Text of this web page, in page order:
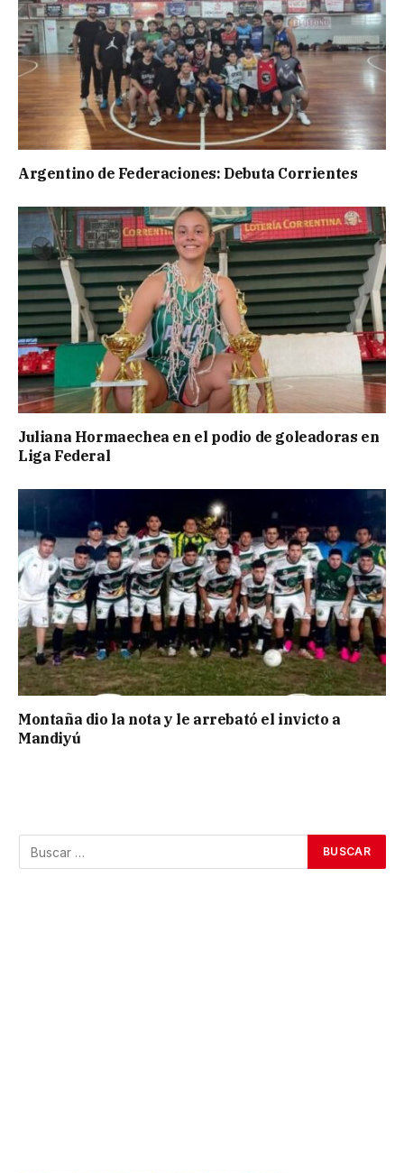
Argentino de Federaciones: Debuta Corrientes
Juliana Hormaechea en el podio de goleadoras en
Liga Federal
Montaña dio la nota y le arrebató el invicto a
Mandiyú